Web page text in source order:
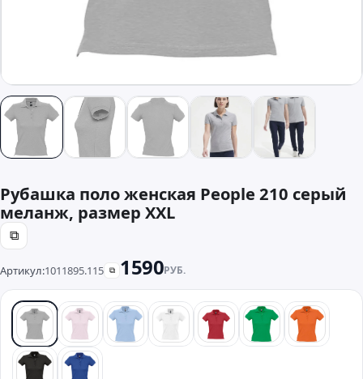
Рубашка поло женская People 210 серый
меланж, размер XXL
⧉
Артикул:1011895.115 ⧉ 1590РУБ.
серый розовыйголубой белый красныйзеленый